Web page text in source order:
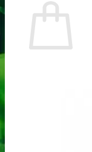
Tilbage til